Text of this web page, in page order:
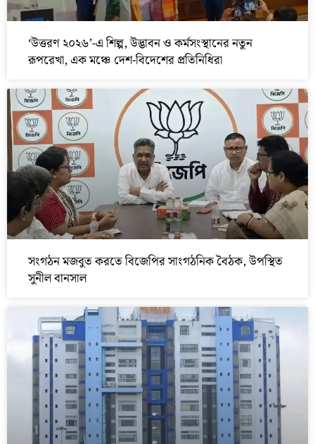
‘উত্তরণ ২০২৬’-এ শিল্প, উদ্ভাবন ও কর্মসংস্থানের নতুন
রূপরেখা, এক মঞ্চে দেশ-বিদেশের প্রতিনিধিরা
সংগঠন মজবুত করতে বিজেপির সাংগঠনিক বৈঠক, উপস্থিত
সুনীল বানসাল